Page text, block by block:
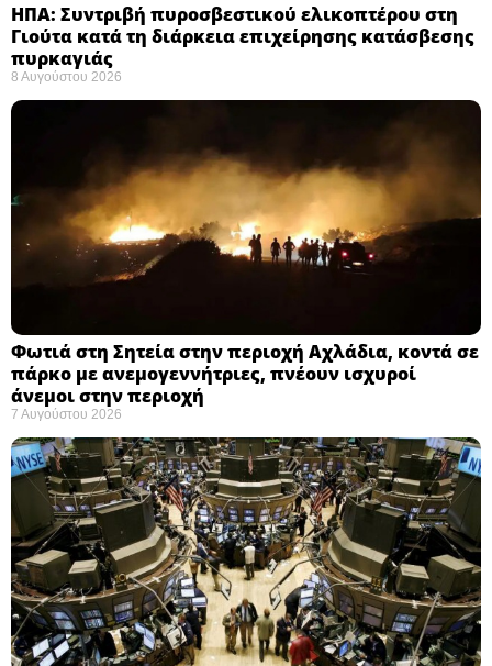
ΗΠΑ: Συντριβή πυροσβεστικού ελικοπτέρου στη
Γιούτα κατά τη διάρκεια επιχείρησης κατάσβεσης
πυρκαγιάς ​
8 Αυγούστου 2026
Φωτιά στη Σητεία στην περιοχή Αχλάδια, κοντά σε
πάρκο με ανεμογεννήτριες, πνέουν ισχυροί
άνεμοι στην περιοχή
7 Αυγούστου 2026